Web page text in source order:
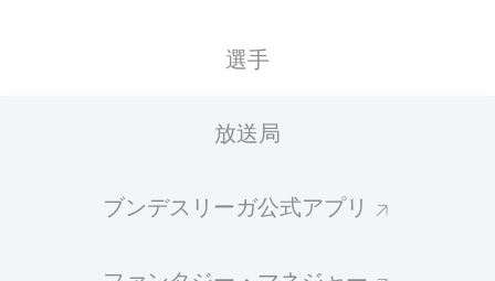
選手
放送局
ブンデスリーガ公式アプリ